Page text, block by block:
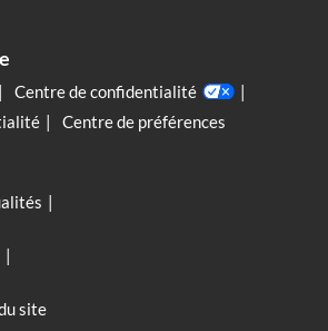
Centre de confidentialité
Centre de préférences
site